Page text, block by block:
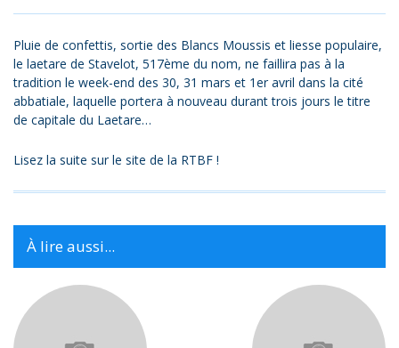
Pluie de confettis, sortie des Blancs Moussis et liesse populaire,
le laetare de Stavelot, 517ème du nom, ne faillira pas à la
tradition le week-end des 30, 31 mars et 1er avril dans la cité
abbatiale, laquelle portera à nouveau durant trois jours le titre
de capitale du Laetare…
Lisez la suite sur le site de la RTBF !
À lire aussi...